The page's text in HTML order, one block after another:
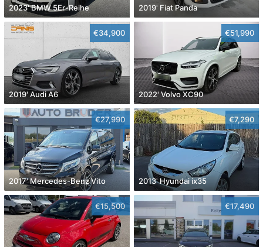
2023' BMW 5Er-Reihe 2019' Fiat Panda
€34,900
2019' Audi A6
€51,990
2022' Volvo XC90
€27,990
2017' Mercedes-Benz Vito
€7,290
2013' Hyundai ix35
€15,500 €17,490